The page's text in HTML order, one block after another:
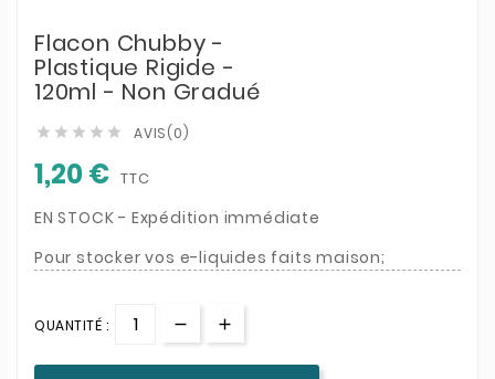
Flacon Chubby -
Plastique Rigide -
120ml - Non Gradué
     AVIS(0)
1,20 € TTC
EN STOCK - Expédition immédiate
Pour stocker vos e-liquides faits maison;
QUANTITÉ :